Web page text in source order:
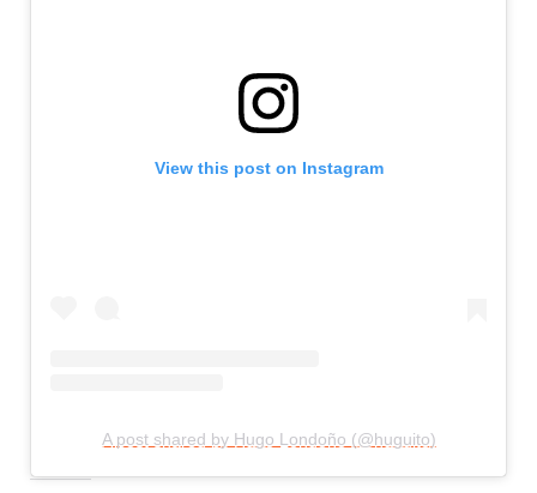
View this post on Instagram
COMPARTE